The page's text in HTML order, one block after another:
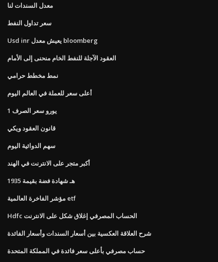
معدل السندات لنا
سعر تداول النفط
Usd inr يعيش معدل bloomberg
العقود الآجلة للنفط الخام منحنى إلى الأمام
نمط مخطط حرامي
أعلى سعر للعملة في العالم اليوم
1 يورو سعر الصرف
قانون العقود ويكي
سهم الدوائية اليوم
أكبر متجر على الانترنت في الهند
1935 هـ شهادة فضة بقيمة
مؤشر الفاخرة العالمية etf
Hdfc الحساب المصرفي إغلاق شكل على الانترنت
شرح العلاقة العكسية بين أسعار السندات وأسعار الفائدة
حساب مصرفي بأعلى سعر فائدة في المملكة المتحدة